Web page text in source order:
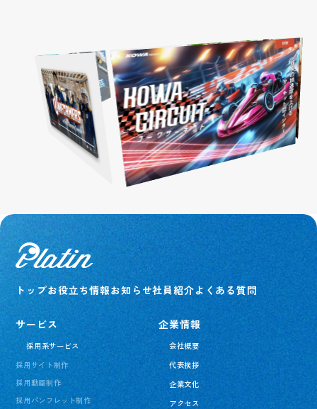
トップお役立ち情報お知らせ社員紹介よくある質問
サービス
採用系サービス
採用サイト制作
採用動画制作
採用パンフレット制作
企業情報
会社概要
代表挨拶
企業文化
アクセス